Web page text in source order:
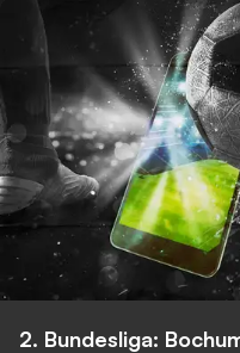
2. Bundesliga: